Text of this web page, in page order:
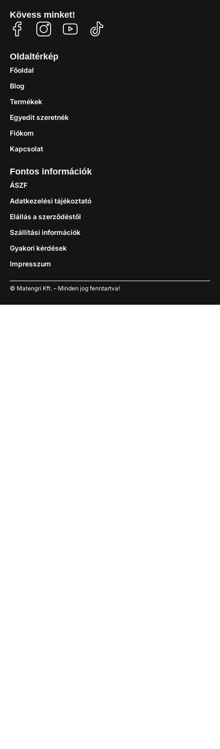
Kövess minket!
Oldaltérkép
Főoldal
Blog
Termékek
Egyedit szeretnék
Fiókom
Kapcsolat
Fontos információk
ÁSZF
Adatkezelési tájékoztató
Elállás a szerződéstől
Szállítási információk
Gyakori kérdések
Impresszum
© Matengri Kft. – Minden jog fenntartva!